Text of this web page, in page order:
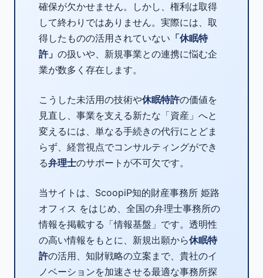
確保が欠かせません。しかし、権利は取得
して終わりではありません。実際には、取
得したものの活用されていない 「休眠特
許」 の扱いや、新規事業との連携に悩む企
業が数多く存在します。
こうした未活用の技術や休眠特許の価値を
見直し、事業を支える新たな「資産」へと
変えるには、単なる手続きの代行にとどま
らず、経営視点でコンサルティングができ
る弁理士のサポートが不可欠です。
当サイトは、ScoopiP知的財産事務所 姫路
オフィス をはじめ、全国の弁理士事務所の
情報を掲載する「情報基盤」です。透明性
の高い情報をもとに、新規出願から休眠特
許の活用、知財戦略の立案まで、貴社のイ
ノベーションを加速させる最適な事務所探